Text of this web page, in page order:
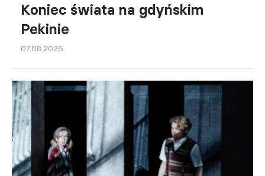
Koniec świata na gdyńskim
Pekinie
07.08.2026